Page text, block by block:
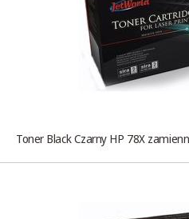
Toner Black Czarny HP 78X